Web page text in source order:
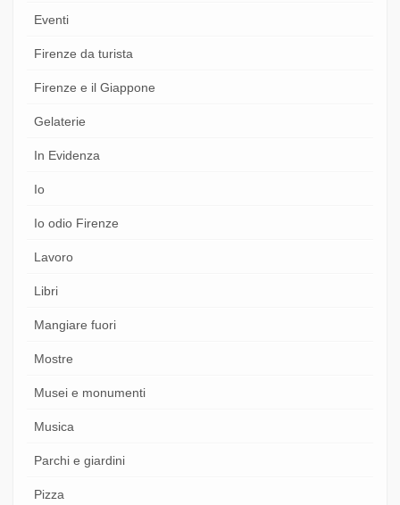
Eventi
Firenze da turista
Firenze e il Giappone
Gelaterie
In Evidenza
Io
Io odio Firenze
Lavoro
Libri
Mangiare fuori
Mostre
Musei e monumenti
Musica
Parchi e giardini
Pizza